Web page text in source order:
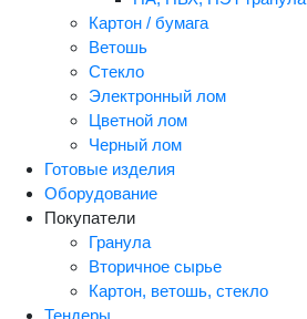
Картон / бумага
Ветошь
Стекло
Электронный лом
Цветной лом
Черный лом
Готовые изделия
Оборудование
Покупатели
Гранула
Вторичное сырье
Картон, ветошь, стекло
Тендеры